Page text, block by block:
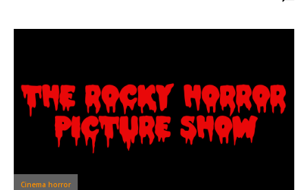
Cinema horror